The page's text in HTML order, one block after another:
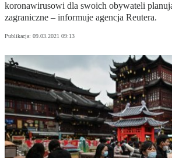
koronawirusowi dla swoich obywateli
zagraniczne – informuje agencja Reutera.
Publikacja: 09.03.2021 09:13